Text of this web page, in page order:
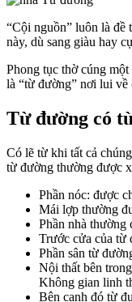
“Cội nguồn” luôn là đề
này, dù sang giàu hay
Phong tục thờ cúng
là “từ đường” nơi lui về
Từ đường có
Có lẽ từ khi tất cả
từ đường thường được
Phần nóc: được
Mái lợp thường
Phần nhà thường
Trước cửa của từ
Phần sân từ
Nội thất bên
Không gian linh
Bên cạnh đó từ